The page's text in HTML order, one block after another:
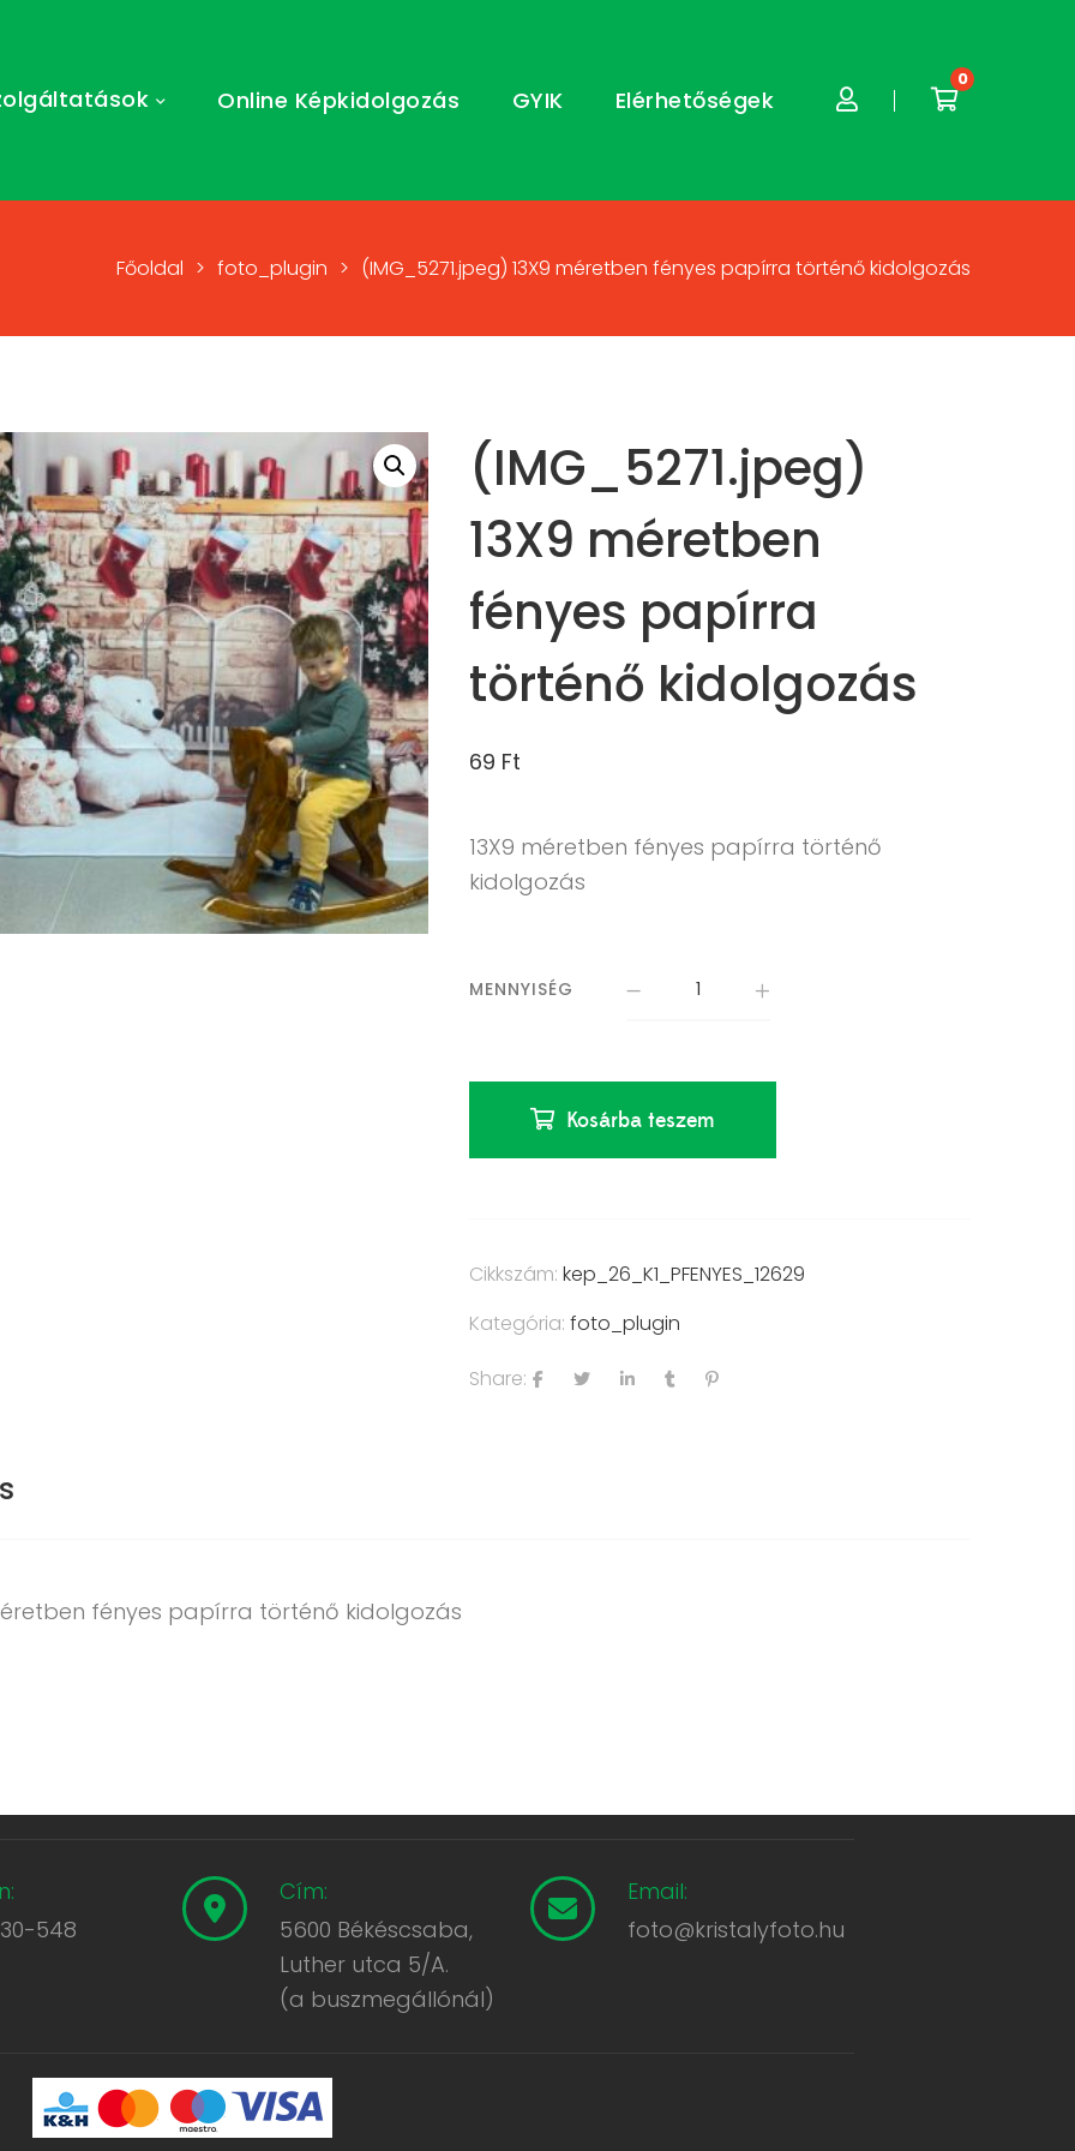
Online Képkidolgozás GYIK Elérhetőségek
0
Főoldal > foto_plugin > (IMG_5271.jpeg) 13X9 méretben fényes papírra történő kidolgozás
(IMG_5271.jpeg)
13X9 méretben
fényes papírra
történő kidolgozás
69 Ft
13X9 méretben fényes papírra történő
kidolgozás
MENNYISÉG
Kosárba teszem
Cikkszám:kep_26_K1_PFENYES_12629
Kategória:foto_plugin
Share:
fényes papírra történő kidolgozás
548
Cím:
5600 Békéscsaba,
Luther utca 5/A.
(a buszmegállónál)
Email:
foto@kristalyfoto.hu